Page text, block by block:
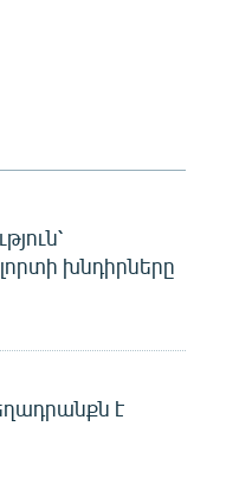
խնդիրները
է